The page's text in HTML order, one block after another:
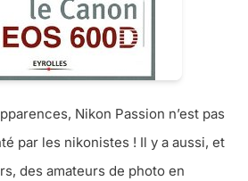
Nikon Passion n’est pas
par les nikonistes ! Il y a aussi, et
des amateurs de photo en